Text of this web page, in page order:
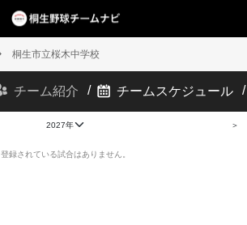
桐生市立桜木中学校
チーム紹介 チームスケジュール
＞
登録されている試合はありません。